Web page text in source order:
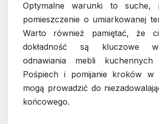
Optymalne warunki to suche,
pomieszczenie o umiarkowanej
Warto również pamiętać, że
dokładność są kluczowe
odnawiania mebli
Pośpiech i pomijanie kroków w
mogą prowadzić do
końcowego.